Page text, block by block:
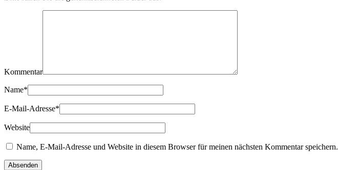
Kommentar
Name*
E-Mail-Adresse*
Website
Name, E-Mail-Adresse und Website in diesem Browser für meinen nächsten Kommentar speichern.